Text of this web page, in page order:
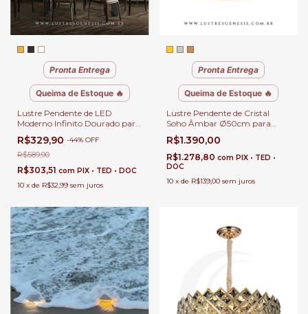
Pronta Entrega
Queima de Estoque 🔥
Lustre Pendente de LED
Moderno Infinito Dourado para
Sala de Jantar, Quartos, Sala de
Estar e Escritórios
R$329,90 -44% OFF
R$589,90
R$303,51 com PIX • TED • DOC
10 x de R$32,99 sem juros
Pronta Entrega
Queima de Estoque 🔥
Lustre Pendente de Cristal
Soho Âmbar Ø50cm para
Mesa de Jantar, Quartos, Salas,
Escritório e Apartamento
R$1.390,00
R$1.278,80 com PIX • TED •
DOC
10 x de R$139,00 sem juros